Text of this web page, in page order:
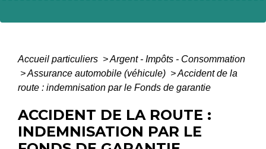
Accueil particuliers >Argent - Impôts - Consommation
>Assurance automobile (véhicule) >Accident de la
route : indemnisation par le Fonds de garantie
ACCIDENT DE LA ROUTE :
INDEMNISATION PAR LE